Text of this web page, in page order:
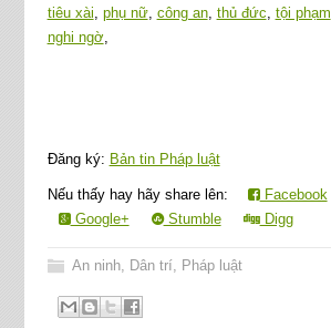
tiêu xài, phụ nữ, công an, thủ đức, tội phạm
nghi ngờ,
Đăng ký: Bản tin Pháp luật
Nếu thấy hay hãy share lên: Facebook
Google+
Stumble Digg
An ninh, Dân trí, Pháp luật